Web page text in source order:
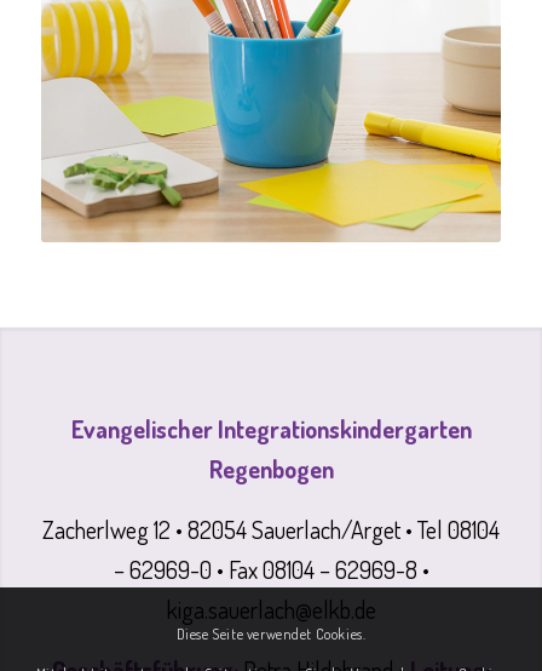
Evangelischer Integrationskindergarten
Regenbogen
Zacherlweg 12 • 82054 Sauerlach/Arget • Tel 08104
– 62969-0 • Fax 08104 – 62969-8 •
kiga.sauerlach@elkb.de
Diese Seite verwendet Cookies.